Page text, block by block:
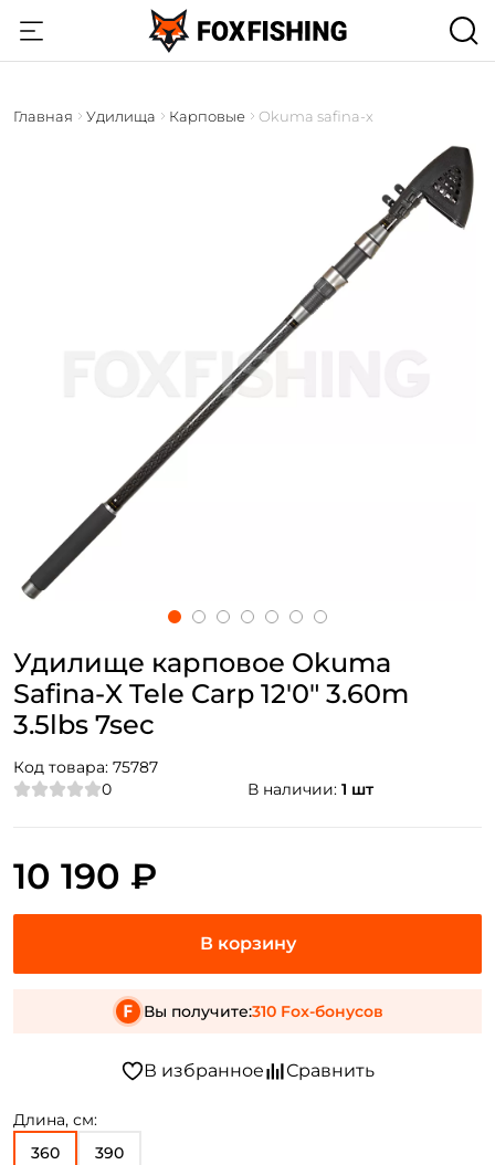
Главная Удилища Карповые Okuma safina-x
Удилище карповое Okuma
Safina-X Tele Carp 12'0" 3.60m
3.5lbs 7sec
Код товара: 75787
0
В наличии: 1 шт
Длина, см:
360
390
10 190 ₽
Вы получите:310 Fox-бонусов